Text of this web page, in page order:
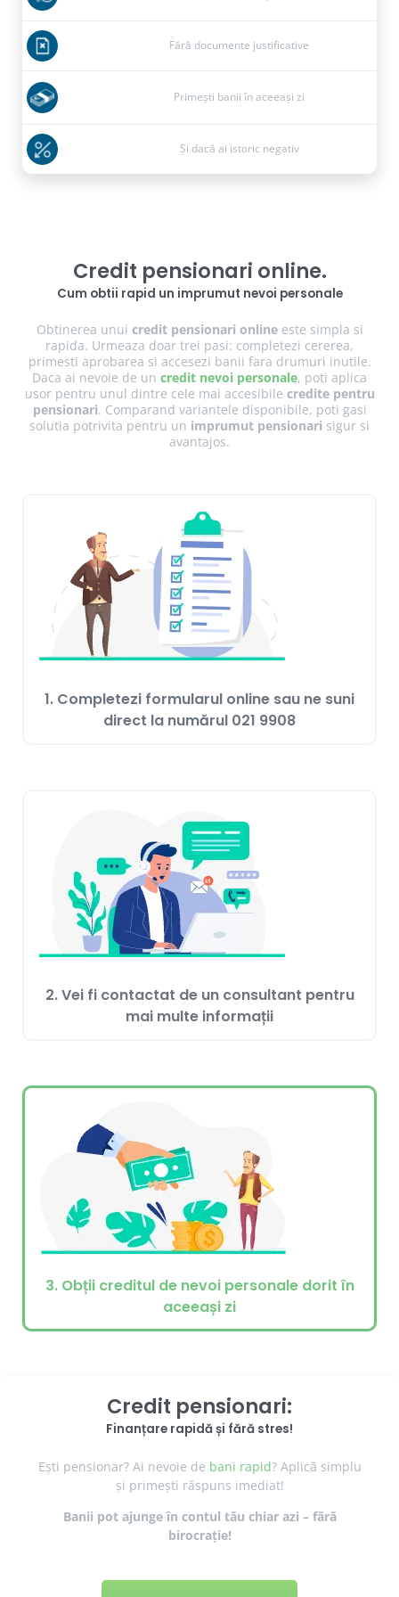
Fără documente justificative
Primești banii în aceeași zi
Și dacă ai istoric negativ
Credit pensionari online.
Cum obtii rapid un imprumut nevoi personale
Obtinerea unui credit pensionari onlineeste simpla si
rapida. Urmeaza doar trei pasi: completezi cererea,
primesti aprobarea si accesezi banii fara drumuri inutile.
Daca ai nevoie de un credit nevoi personale, poti aplica
usor pentru unul dintre cele mai accesibile credite pentru
pensionari. Comparand variantele disponibile, poti gasi
solutia potrivita pentru un imprumut pensionari sigur si
avantajos.
1. Completezi formularul online sau ne suni
direct la numărul 021 9908
2. Vei fi contactat de un consultant pentru
mai multe informații
3. Obții creditul de nevoi personale dorit în
aceeași zi
Credit pensionari:
Finanțare rapidă și fără stres!
Ești pensionar? Ai nevoie de bani rapid? Aplică simplu
și primești răspuns imediat!
Banii pot ajunge în contul tău chiar azi – fără
birocrație!